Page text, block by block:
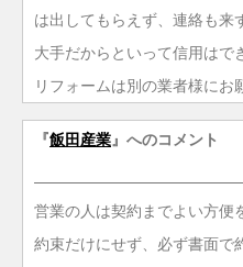
は出してもらえず、連絡も来
大手だからといって信用はで
リフォームは別の業者様にお
『飯田産業』へのコメント
営業の人は契約までよい方便
約束だけにせず、必ず書面で